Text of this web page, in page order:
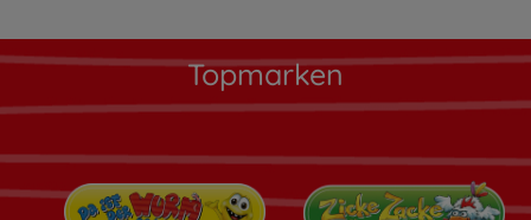
Topmarken